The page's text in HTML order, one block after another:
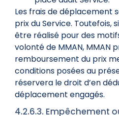
Les frais de déplacement
prix du Service. Toutefois,
être réalisé pour des
volonté de MMAN, MMAN
remboursement du prix
conditions posées au
réservera le droit d’en
déplacement engagés.
4.2.6.3. Empêchement